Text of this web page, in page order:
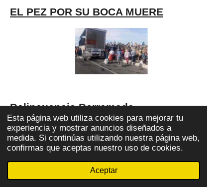
Esta página web utiliza cookies para mejorar tu
experiencia y mostrar anuncios diseñados a
medida. Si continúas utilizando nuestra página web,
confirmas que aceptas nuestro uso de cookies.
Aceptar
EL PEZ POR SU BOCA MUERE
Delincuencia Derramada